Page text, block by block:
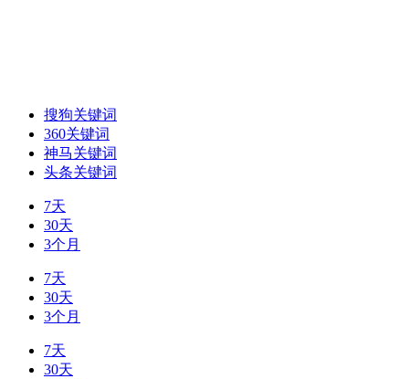
搜狗关键词
360关键词
神马关键词
头条关键词
7天
30天
3个月
7天
30天
3个月
7天
30天